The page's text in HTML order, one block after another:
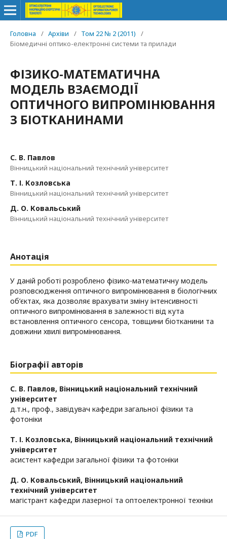
Головна / Архіви / Том 22 № 2 (2011)
/
Біомедичні оптико-електронні системи та прилади
ФІЗИКО-МАТЕМАТИЧНА
МОДЕЛЬ ВЗАЄМОДІЇ
ОПТИЧНОГО ВИПРОМІНЮВАННЯ
З БІОТКАНИНАМИ
С. В. Павлов
Вінницький національний технічний університет
Т. І. Козловська
Вінницький національний технічний університет
Д. О. Ковальський
Вінницький національний технічний університет
Анотація
У даній роботі розроблено фізико-математичну модель
розповсюдження оптичного випромінювання в біологічних
об’єктах, яка дозволяє врахувати зміну інтенсивності
оптичного випромінювання в залежності від кута
встановлення оптичного сенсора, товщини біотканини та
довжини хвилі випромінювання.
Біографії авторів
С. В. Павлов, Вінницький національний технічний
університет
д.т.н., проф., завідувач кафедри загальної фізики та
фотоніки
Т. І. Козловська, Вінницький національний технічний
університет
асистент кафедри загальної фізики та фотоніки
Д. О. Ковальський, Вінницький національний
технічний університет
магістрант кафедри лазерної та оптоелектронної техніки
PDF